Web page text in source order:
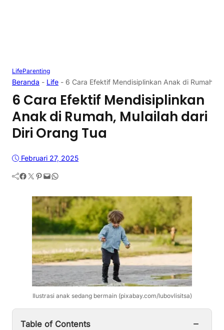
LifeParenting
Beranda - Life - 6 Cara Efektif Mendisiplinkan Anak di Rumah,
6 Cara Efektif Mendisiplinkan
Anak di Rumah, Mulailah dari
Diri Orang Tua
Februari 27, 2025
Facebook Twitter Pinterest Mail WhatsApp
Ilustrasi anak sedang bermain (pixabay.com/lubovlisitsa)
Table of Contents −